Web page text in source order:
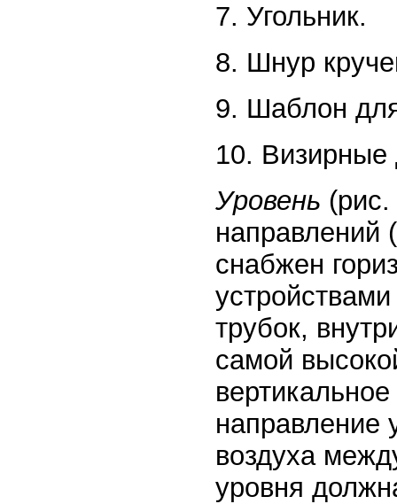
7. Угольник.
8. Шнур
9. Шаблон
10. Визирные
Уровень
направлений
снабжен
трубок,
самой
направление
воздуха
уровня